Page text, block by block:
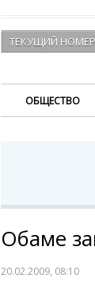
ТЕКУЩИЙ НОМЕР
ОБЩЕСТВО
Обаме
20.02.2009, 08:10